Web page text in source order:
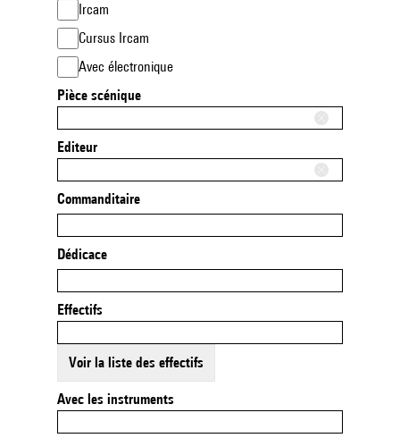
Ircam
Cursus Ircam
Avec électronique
Pièce scénique
Editeur
Commanditaire
Dédicace
Effectifs
Voir la liste des effectifs
Avec les instruments